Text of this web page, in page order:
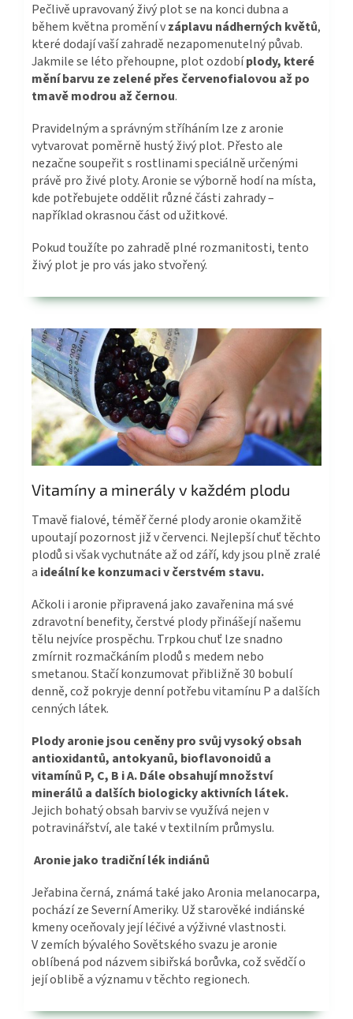
Pečlivě upravovaný živý plot se na konci dubna a
během května promění vzáplavu nádherných květů,
které dodají vaší zahradě nezapomenutelný půvab.
Jakmile se léto přehoupne, plot ozdobíplody, které
mění barvu ze zelené přes červenofialovou až po
tmavě modrou až černou.
Pravidelným a správným stříháním lze z aronie
vytvarovat poměrně hustý živý plot. Přesto ale
nezačne soupeřit s rostlinami speciálně určenými
právě pro živé ploty. Aronie se výborně hodí na místa,
kde potřebujete oddělit různé části zahrady –
například okrasnou část od užitkové.
Pokud toužíte po zahradě plné rozmanitosti, tento
živý plot je pro vás jako stvořený.
Vitamíny a minerály v každém plodu
Tmavě fialové, téměř černé plody aronie okamžitě
upoutají pozornost již v červenci. Nejlepší chuť těchto
plodů si však vychutnáte až od září, kdy jsou plně zralé
a ideální ke konzumaci v čerstvém stavu.
Ačkoli i aronie připravená jako zavařenina má své
zdravotní benefity, čerstvé plody přinášejí našemu
tělu nejvíce prospěchu. Trpkou chuť lze snadno
zmírnit rozmačkáním plodů s medem nebo
smetanou. Stačí konzumovat přibližně 30 bobulí
denně, což pokryje denní potřebu vitamínu P a dalších
cenných látek.
Plody aronie jsou ceněny pro svůj vysoký obsah
antioxidantů, antokyanů, bioflavonoidů a
vitamínů P, C, B i A. Dále obsahují množství
minerálů a dalších biologicky aktivních látek.
Jejich bohatý obsah barviv se využívá nejen v
potravinářství, ale také v textilním průmyslu.
Aronie jako tradiční lék indiánů
Jeřabina černá, známá také jako Aronia melanocarpa,
pochází ze Severní Ameriky. Už starověké indiánské
kmeny oceňovaly její léčivé a výživné vlastnosti.
V zemích bývalého Sovětského svazu je aronie
oblíbená pod názvem sibiřská borůvka, což svědčí o
její oblibě a významu v těchto regionech.